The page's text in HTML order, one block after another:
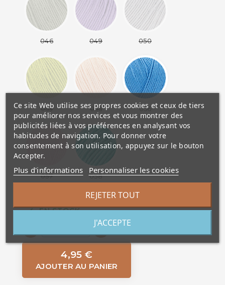
046 049 050
053 055 056
057 058
EN STOCK
4,95 €
AJOUTER AU PANIER
Ce site Web utilise ses propres cookies et ceux de tiers
pour améliorer nos services et vous montrer des
publicités liées à vos préférences en analysant vos
habitudes de navigation. Pour donner votre
consentement à son utilisation, appuyez sur le bouton
Accepter.
Plus d'informations Personnaliser les cookies
REJETER TOUT
J'ACCEPTE